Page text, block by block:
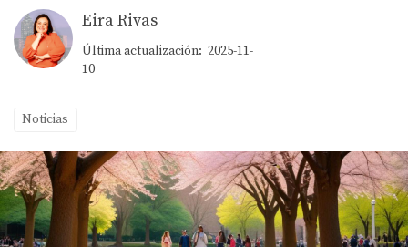
Eira Rivas
Última actualización: 2025-11-
10
Noticias